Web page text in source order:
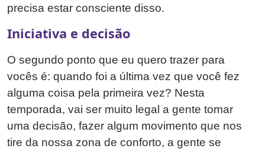
precisa estar consciente disso.
Iniciativa e decisão
O segundo ponto que eu quero trazer para
vocês é: quando foi a última vez que você fez
alguma coisa pela primeira vez? Nesta
temporada, vai ser muito legal a gente tomar
uma decisão, fazer algum movimento que nos
tire da nossa zona de conforto, a gente se